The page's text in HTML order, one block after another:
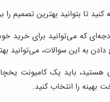
تا بتوانید بهترین تصمیم
که می‌توانید برای خرید
به این سوالات، می‌توانید
باید یک کامیونت
بهینه را انتخاب کنید.